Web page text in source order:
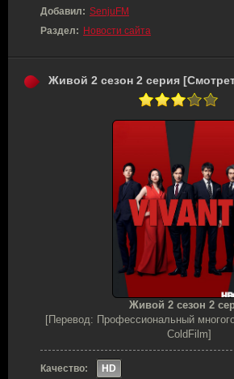
Добавил: SenjuFM
Раздел: Новости сайта
Живой 2 сезон 2 серия
Живой 2 сезон 2
[Перевод: Профессиональный
ColdFilm]
Качество:
HD